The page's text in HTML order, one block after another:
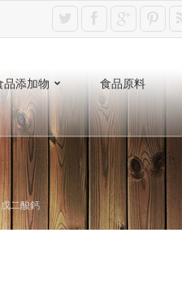
品添加物 食品原料
戊二酸鈣